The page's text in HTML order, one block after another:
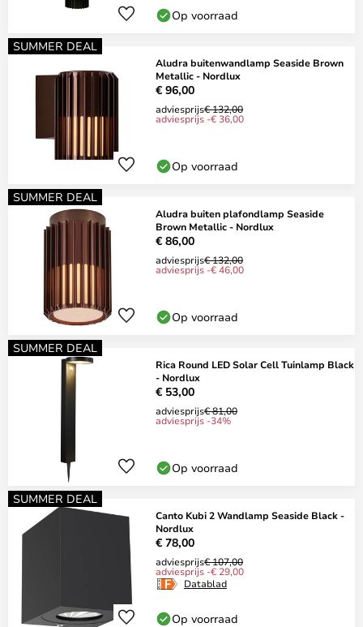
Op voorraad
SUMMER DEAL
Aludra buitenwandlamp Seaside Brown
Metallic - Nordlux
€ 96,00
adviesprijs€ 132,00
adviesprijs -€ 36,00
Op voorraad
SUMMER DEAL
Aludra buiten plafondlamp Seaside
Brown Metallic - Nordlux
€ 86,00
adviesprijs€ 132,00
adviesprijs -€ 46,00
Op voorraad
SUMMER DEAL
Rica Round LED Solar Cell Tuinlamp Black
- Nordlux
€ 53,00
adviesprijs€ 81,00
adviesprijs -34%
Op voorraad
SUMMER DEAL
Canto Kubi 2 Wandlamp Seaside Black -
Nordlux
€ 78,00
adviesprijs€ 107,00
adviesprijs -€ 29,00
Datablad
Op voorraad